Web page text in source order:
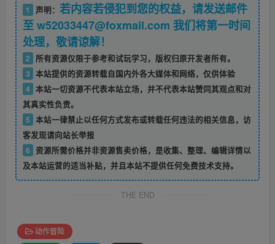
1 声明： 若内容若侵犯到您的权益，请发送邮件
至 w52033447@foxmail.com 我们将第一时间
处理，敬请谅解！
2
所有资源仅限于参考和试玩学习，版权归原开发者所有。
3 本站提供的资源转载自国内外各大媒体和网络，仅供体验
4 本站一切资源不代表本站立场，并不代表本站赞同其观点和对
其真实性负责。
5 本站一律禁止以任何方式发布或转载任何违法的相关信息，访
客发现请向站长举报
6
资源所需价格并非资源售卖价格，是收集、整理、编辑详情以
及本站运营的适当补贴，并且本站不提供任何免费技术支持。
THE END
动作冒险